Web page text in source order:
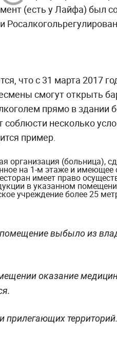
(есть у Лайфа) был
что с 31 марта 2017
смогут открыть
прямо в здании
несколько
пример.
организация (больница),
на 1-м этаже и имеющее
имеет право
в указанном
учреждение более 25
выбыло из
оказание
прилегающих территорий.